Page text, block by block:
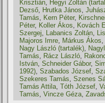
Krisztián, Hegyi Zoltán
Dezső, Hrutka János,
Tamás, Kern Péter,
Péter, Koller Ákos, Kovách
Szergej, Labanics Zoltán,
Majoros Imre, Márkus Ákos,
Nagy László (tartalék),
Tamás, Rácz László,
István,Schneider Gábor,
1992),Szabados József,
Szekeres Tamás,Szenes
Tamás Attila,Tóth József,
Tamás,Vincze Géza,